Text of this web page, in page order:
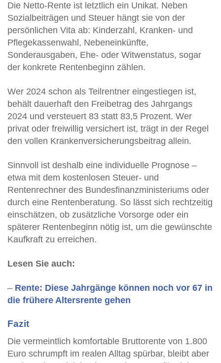
Die Netto-Rente ist letztlich ein Unikat. Neben
Sozialbeiträgen und Steuer hängt sie von der
persönlichen Vita ab: Kinderzahl, Kranken- und
Pflegekassenwahl, Nebeneinkünfte,
Sonderausgaben, Ehe- oder Witwenstatus, sogar
der konkrete Rentenbeginn zählen.
Wer 2024 schon als Teilrentner eingestiegen ist,
behält dauerhaft den Freibetrag des Jahrgangs
2024 und versteuert 83 statt 83,5 Prozent. Wer
privat oder freiwillig versichert ist, trägt in der Regel
den vollen Krankenversicherungsbeitrag allein.
Sinnvoll ist deshalb eine individuelle Prognose –
etwa mit dem kostenlosen Steuer- und
Rentenrechner des Bundesfinanzministeriums oder
durch eine Rentenberatung. So lässt sich rechtzeitig
einschätzen, ob zusätzliche Vorsorge oder ein
späterer Rentenbeginn nötig ist, um die gewünschte
Kaufkraft zu erreichen.
Lesen Sie auch:
– Rente: Diese Jahr­gänge können noch vor 67 in
die frühere Altersrente gehen
Fazit
Die vermeintlich komfortable Bruttorente von 1.800
Euro schrumpft im realen Alltag spürbar, bleibt aber